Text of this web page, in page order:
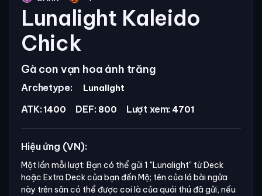
Lunalight Kaleido
Chick
Gà con vạn hoa ánh trăng
Archetype: Lunalight
ATK: 1400 DEF: 800 Lượt xem: 4701
Hiệu ứng (VN):
Một lần mỗi lượt: Bạn có thể gửi 1 "Lunalight" từ Deck
hoặc Extra Deck của bạn đến Mộ; tên của lá bài ngửa
này trên sân có thể được coi là của quái thú đã gửi, nếu